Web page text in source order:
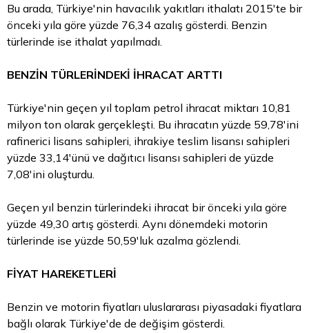
Bu arada, Türkiye'nin havacılık yakıtları ithalatı 2015'te bir
önceki yıla göre yüzde 76,34 azalış gösterdi. Benzin
türlerinde ise ithalat yapılmadı.
BENZİN TÜRLERİNDEKİ İHRACAT ARTTI
Türkiye'nin geçen yıl toplam petrol ihracat miktarı 10,81
milyon ton olarak gerçekleşti. Bu ihracatın yüzde 59,78'ini
rafinerici lisans sahipleri, ihrakiye teslim lisansı sahipleri
yüzde 33,14'ünü ve dağıtıcı lisansı sahipleri de yüzde
7,08'ini oluşturdu.
Geçen yıl benzin türlerindeki ihracat bir önceki yıla göre
yüzde 49,30 artış gösterdi. Aynı dönemdeki motorin
türlerinde ise yüzde 50,59'luk azalma gözlendi.
FİYAT HAREKETLERİ
Benzin ve motorin fiyatları uluslararası piyasadaki fiyatlara
bağlı olarak Türkiye'de de değişim gösterdi.